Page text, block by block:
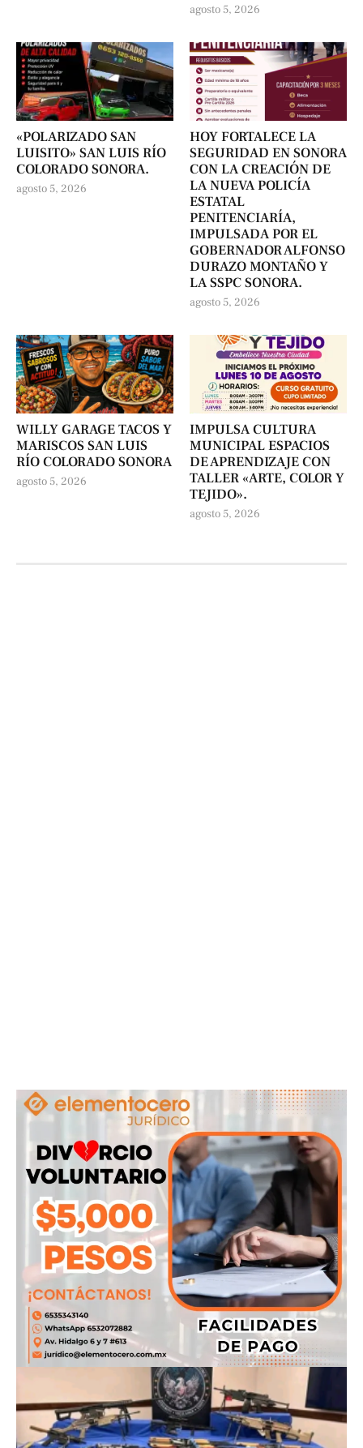
agosto 5, 2026
«POLARIZADO SAN
LUISITO» SAN LUIS RÍO
COLORADO SONORA.
agosto 5, 2026
HOY FORTALECE LA
SEGURIDAD EN SONORA
CON LA CREACIÓN DE
LA NUEVA POLICÍA
ESTATAL
PENITENCIARÍA,
IMPULSADA POR EL
GOBERNADOR ALFONSO
DURAZO MONTAÑO Y
LA SSPC SONORA.
agosto 5, 2026
WILLY GARAGE TACOS Y
MARISCOS SAN LUIS
RÍO COLORADO SONORA
agosto 5, 2026
IMPULSA CULTURA
MUNICIPAL ESPACIOS
DE APRENDIZAJE CON
TALLER «ARTE, COLOR Y
TEJIDO».
agosto 5, 2026